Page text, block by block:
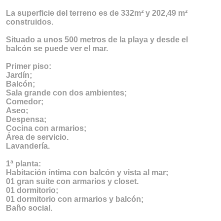
La superficie del terreno es de 332m² y 202,49 m²
construidos.
Situado a unos 500 metros de la playa y desde el
balcón se puede ver el mar.
Primer piso:
Jardín;
Balcón;
Sala grande con dos ambientes;
Comedor;
Aseo;
Despensa;
Cocina con armarios;
Área de servicio.
Lavandería.
1ª planta:
Habitación íntima con balcón y vista al mar;
01 gran suite con armarios y closet.
01 dormitorio;
01 dormitorio con armarios y balcón;
Baño social.